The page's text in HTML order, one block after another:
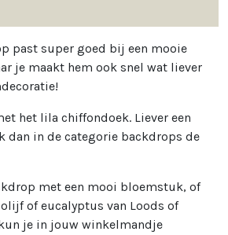
past super goed bij een mooie
je maakt hem ook snel wat liever
het lila chiffondoek. Liever een
dan in de categorie backdrops de
met een mooi bloemstuk, of
of eucalyptus van Loods of
je in jouw winkelmandje